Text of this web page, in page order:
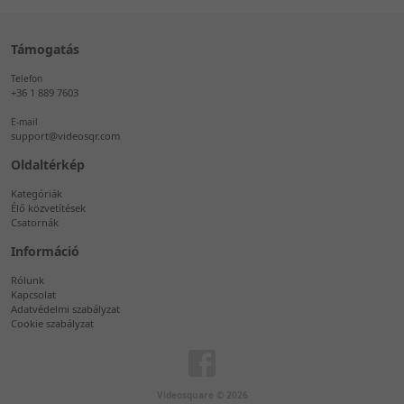
Támogatás
Telefon
+36 1 889 7603
E-mail
support@videosqr.com
Oldaltérkép
Kategóriák
Élő közvetítések
Csatornák
Információ
Rólunk
Kapcsolat
Adatvédelmi szabályzat
Cookie szabályzat